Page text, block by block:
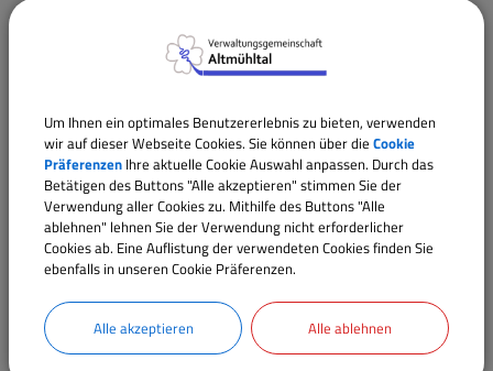
Rechtsgrundlagen
Ansprechpartner:
WilhelmProsiegel
Tel.:09146 94294-22
E-Mail:w.prosiegel@vgem-altmuehltal.de
Um Ihnen ein optimales Benutzererlebnis zu bieten, verwenden
wir auf dieser Webseite Cookies. Sie können über die Cookie
Präferenzen Ihre aktuelle Cookie Auswahl anpassen. Durch das
Betätigen des Buttons "Alle akzeptieren" stimmen Sie der
Verwendung aller Cookies zu. Mithilfe des Buttons "Alle
ablehnen" lehnen Sie der Verwendung nicht erforderlicher
Cookies ab. Eine Auflistung der verwendeten Cookies finden Sie
ebenfalls in unseren Cookie Präferenzen.
Alle akzeptieren Alle ablehnen